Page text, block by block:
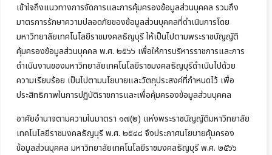
เข้าใจถึงแนวทางการจัดการและการคุ้มครองข้อมูลส่วนบุคคล รวมถึง
มาตรการรักษาความปลอดภัยของข้อมูลส่วนบุคคลที่ดำเนินการโดย
มหาวิทยาลัยเทคโนโลยีราชมงคลธัญบุรี ให้เป็นไปตามพระราชบัญญัติ
คุ้มครองข้อมูลส่วนบุคคล พ.ศ. ๒๕๖๖ เพื่อให้การบริหารราชการและการ
ดำเนินงานของมหาวิทยาลัยเทคโนโลยีราชมงคลธัญบุรีดำเนินไปด้วย
ความเรียบร้อย เป็นไปตามนโยบายและวัตถุประสงค์ที่กำหนดไว้ เพื่อ
ประสิทธิภาพในการปฏิบัติราชการและเพื่อคุ้มครองข้อมูลส่วนบุคคล
อาศัยอำนาจตามความในมาตรา ๑๗(๒) แห่งพระราชบัญญัติมหาวิทยาลัย
เทคโนโลยีราชมงคลธัญบุรี พ.ศ. ๒๕๔๘ จึงประกาศนโยบายคุ้มครอง
ข้อมูลส่วนบุคคล มหาวิทยาลัยเทคโนโลยีราชมงคลธัญบุรี พ.ศ. ๒๕๖๖
27 กรกฎาคม 2026